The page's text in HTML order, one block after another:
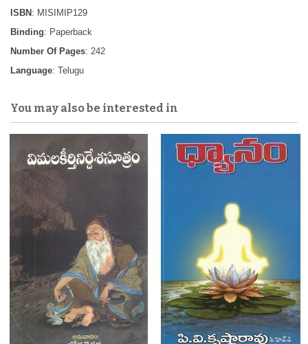
ISBN : MISIMIP129
Binding: Paperback
Number Of Pages: 242
Language: Telugu
You may also be interested in